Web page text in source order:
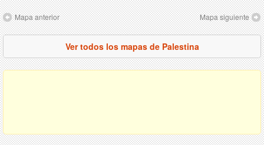
Mapa anterior Mapa siguiente
Ver todos los mapas de Palestina